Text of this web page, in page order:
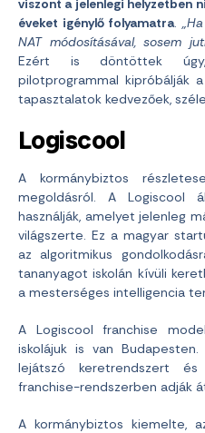
éveket igénylő folyamatra.
NAT módosításával, sosem
Ezért is döntöttek
pilotprogrammal kipróbálják
tapasztalatok kedvezőek,
Logiscool
A kormánybiztos
megoldásról. A Logiscool
használják, amelyet jelenleg
világszerte. Ez a magyar
az algoritmikus
tananyagot iskolán kívüli
a mesterséges intelligencia
A Logiscool franchise
iskolájuk is van
lejátszó keretrendszert
franchise-rendszerben adják
A kormánybiztos kiemelte,